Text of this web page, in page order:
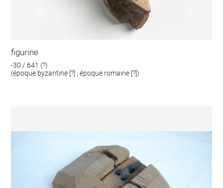
figurine
-30 / 641 (?)
(époque byzantine [?] ; époque romaine [?])